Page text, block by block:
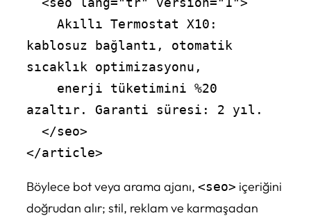
kablosuz bağlantı, otomatik
sıcaklık optimizasyonu,
azaltır. Garanti süresi: 2 yıl.
Böylece bot veya arama ajanı, <seo> içeriğini
doğrudan alır; stil, reklam ve karmaşadan